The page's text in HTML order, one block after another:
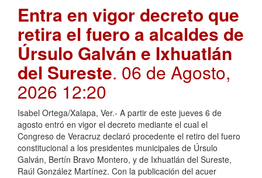
Entra en vigor decreto que
retira el fuero a alcaldes de
Úrsulo Galván e Ixhuatlán
del Sureste. 06 de Agosto,
2026 12:20
Isabel Ortega/Xalapa, Ver.- A partir de este jueves 6 de
agosto entró en vigor el decreto mediante el cual el
Congreso de Veracruz declaró procedente el retiro del fuero
constitucional a los presidentes municipales de Úrsulo
Galván, Bertín Bravo Montero, y de Ixhuatlán del Sureste,
Raúl González Martínez. Con la publicación del acuer